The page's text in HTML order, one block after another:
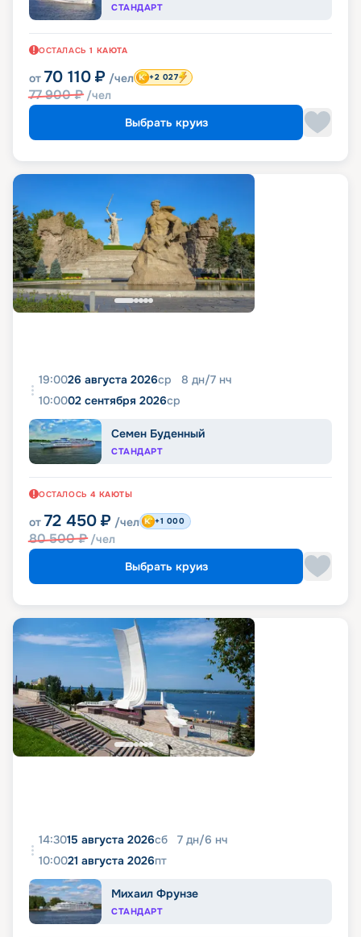
СТАНДАРТ
ОСТАЛАСЬ 1 КАЮТА
от 70 110 ₽ /чел
77 900₽ /чел
+2 027
Выбрать круиз
19:0026 августа 2026ср 8 дн/7 нч
10:0002 сентября 2026ср
Семен Буденный
СТАНДАРТ
ОСТАЛОСЬ 4 КАЮТЫ
от 72 450 ₽ /чел
80 500₽ /чел
+1 000
Выбрать круиз
14:3015 августа 2026сб 7 дн/6 нч
10:0021 августа 2026пт
Михаил Фрунзе
СТАНДАРТ